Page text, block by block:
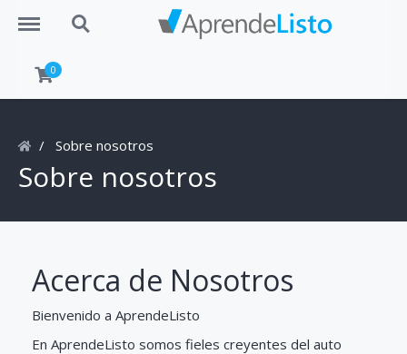
Menu Search
0
Sobre nosotros
Sobre nosotros
Acerca de Nosotros
Bienvenido a AprendeListo
En AprendeListo somos fieles creyentes del auto